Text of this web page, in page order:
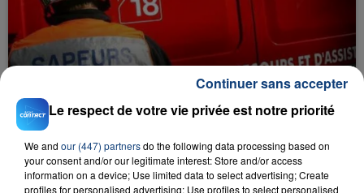
INCENDIE MORTEL À LENS : UNE FEMME ET
SON BÉBÉ ENTRE LA VIE ET LA...
Un homme s'est immolé par le feu après avoir
aspergé sa compagne et leur bébé de trois mois
d'un liquide inflammable.
Le respect de votre vie privée est notre priorité
We and our (447) partnersdo the following data processing based on
your consent and/or our legitimate interest: Store and/or access
information on a device; Use limited data to select advertising; Create
profiles for personalised advertising; Use profiles to select personalised
Continuer sans accepter